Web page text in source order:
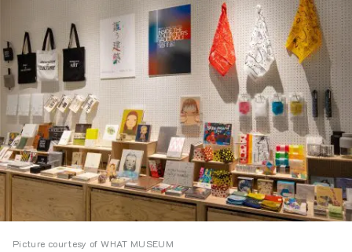
Picture courtesy of WHAT MUSEUM